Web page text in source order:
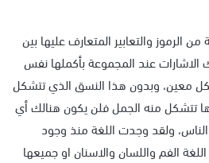
الرموز والتعابير المتعارف عليها بين
عند المجموعة بأكملها نفس
معين، وبدون هذا النسق الذي تتشكل
تتشكل منه الجمل فلن يكون هنالك أي
ولقد وجدت اللغة منذ وجود
الفم واللسان والاسنان او جميعها